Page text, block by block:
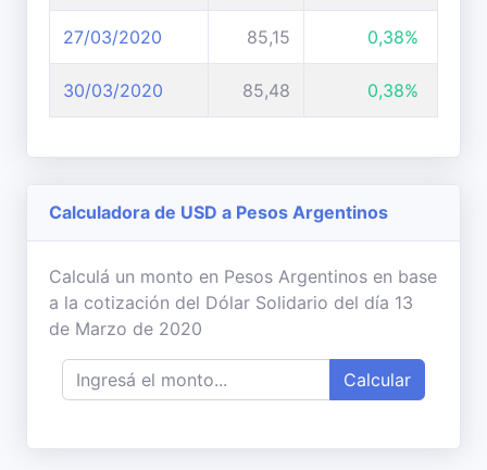
27/03/2020 85,15 0,38%
30/03/2020 85,48 0,38%
Calculadora de USD a Pesos Argentinos
Calculá un monto en Pesos Argentinos en base
a la cotización del Dólar Solidario del día 13
de Marzo de 2020
Calcular